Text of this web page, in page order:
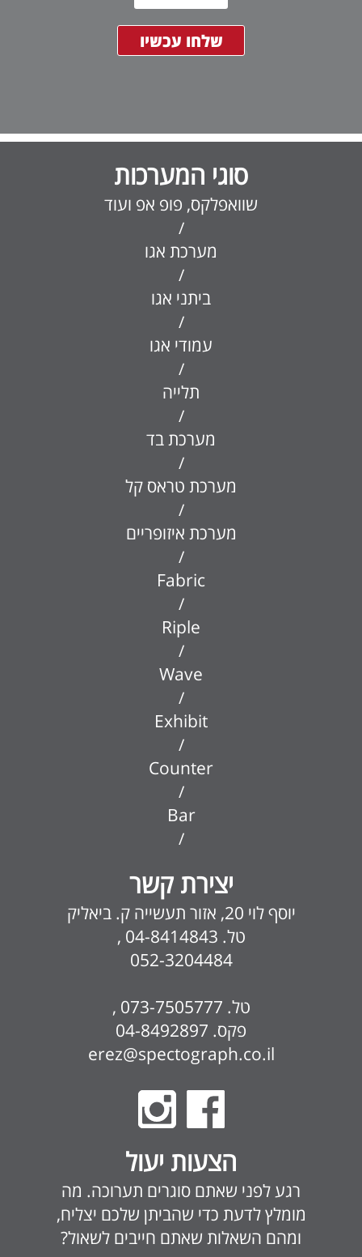
סוגי המערכות
שוואפלקס, פופ אפ ועוד
/
מערכת אגו
/
ביתני אגו
/
עמודי אגו
/
תלייה
/
מערכת בד
/
מערכת טראס קל
/
מערכת איזופריים
/
Fabric
/
Riple
/
Wave
/
Exhibit
/
Counter
/
Bar
/
יצירת קשר
יוסף לוי 20, אזור תעשייה ק. ביאליק
טל. 04-8414843 ,
052-3204484
טל. 073-7505777 ,
פקס. 04-8492897
erez@spectograph.co.il
הצעות יעול
רגע לפני שאתם סוגרים תערוכה. מה
מומלץ לדעת כדי שהביתן שלכם יצליח,
ומהם השאלות שאתם חייבים לשאול?